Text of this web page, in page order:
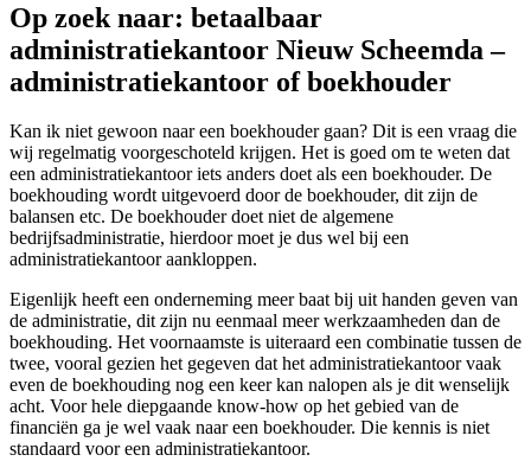
Op zoek naar: betaalbaar
administratiekantoor Nieuw Scheemda –
administratiekantoor of boekhouder
Kan ik niet gewoon naar een boekhouder gaan? Dit is een vraag die
wij regelmatig voorgeschoteld krijgen. Het is goed om te weten dat
een administratiekantoor iets anders doet als een boekhouder. De
boekhouding wordt uitgevoerd door de boekhouder, dit zijn de
balansen etc. De boekhouder doet niet de algemene
bedrijfsadministratie, hierdoor moet je dus wel bij een
administratiekantoor aankloppen.
Eigenlijk heeft een onderneming meer baat bij uit handen geven van
de administratie, dit zijn nu eenmaal meer werkzaamheden dan de
boekhouding. Het voornaamste is uiteraard een combinatie tussen de
twee, vooral gezien het gegeven dat het administratiekantoor vaak
even de boekhouding nog een keer kan nalopen als je dit wenselijk
acht. Voor hele diepgaande know-how op het gebied van de
financiën ga je wel vaak naar een boekhouder. Die kennis is niet
standaard voor een administratiekantoor.